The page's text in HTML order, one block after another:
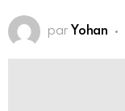
par Yohan